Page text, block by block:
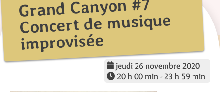
Grand Canyon #7
Concert de musique
improvisée
jeudi 26 novembre 2020
20 h 00 min - 23 h 59 min